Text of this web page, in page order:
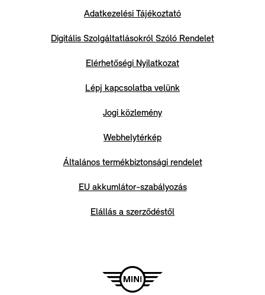
Adatkezelési Tájékoztató
Digitális Szolgáltatlásokról Szóló Rendelet
Elérhetőségi Nyilatkozat
Lépj kapcsolatba velünk
Jogi közlemény
Webhelytérkép
Általános termékbiztonsági rendelet
EU akkumlátor-szabályozás
Elállás a szerződéstől